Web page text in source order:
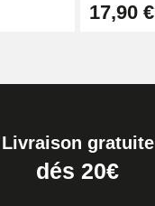
17,90 €
Livraison gratuite
dés 20€